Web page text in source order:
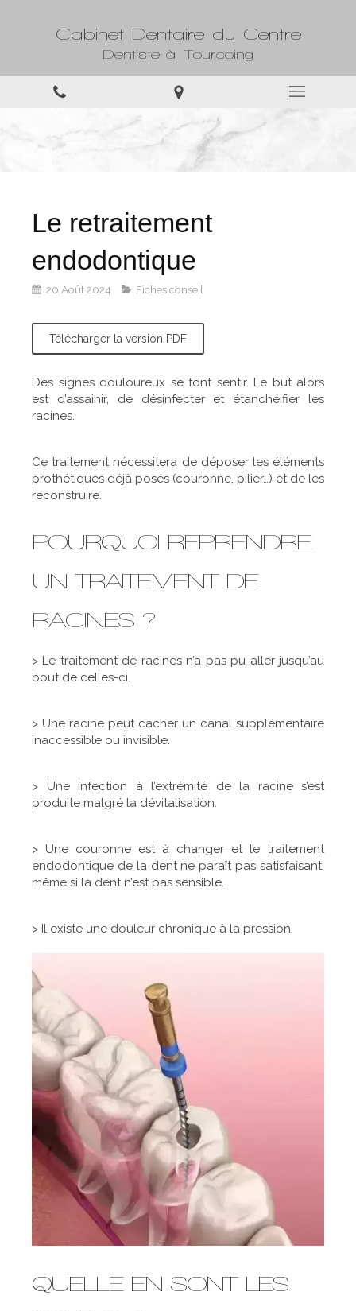
Cabinet Dentaire du Centre
Dentiste à Tourcoing
Le retraitement
endodontique
20 Août 2024 Fiches conseil
Télécharger la version PDF
Des signes douloureux se font sentir. Le but alors
est d’assainir, de désinfecter et étanchéifier les
racines.
Ce traitement nécessitera de déposer les éléments
prothétiques déjà posés (couronne, pilier…) et de les
reconstruire.
POURQUOI REPRENDRE
UN TRAITEMENT DE
RACINES ?
> Le traitement de racines n’a pas pu aller jusqu’au
bout de celles-ci.
> Une racine peut cacher un canal supplémentaire
inaccessible ou invisible.
> Une infection à l’extrémité de la racine s’est
produite malgré la dévitalisation.
> Une couronne est à changer et le traitement
endodontique de la dent ne paraît pas satisfaisant,
même si la dent n’est pas sensible.
> Il existe une douleur chronique à la pression.
QUELLE EN SONT LES